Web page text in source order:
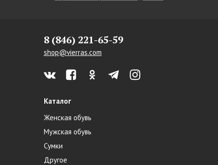
8 (846) 221-65-59
shop@vierras.com
Каталог
Женская обувь
Мужская обувь
Сумки
Другое